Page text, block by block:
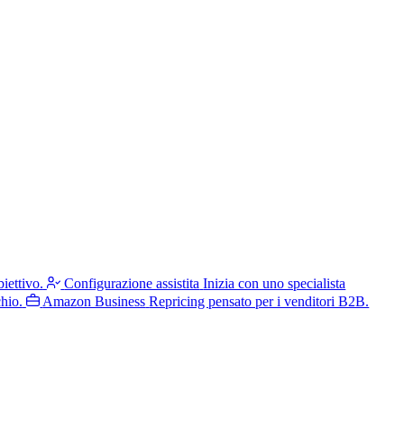
Configurazione assistita Inizia con uno specialista
Amazon Business Repricing pensato per i venditori B2B.